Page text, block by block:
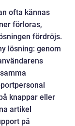
ofta kännas
förloras,
fördröjs.
lösning: genom
knappar eller
artikel
på